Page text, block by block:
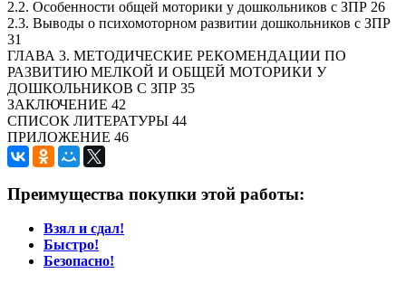
2.2. Особенности общей моторики у дошкольников с ЗПР 26
2.3. Выводы о психомоторном развитии дошкольников с ЗПР
31
ГЛАВА 3. МЕТОДИЧЕСКИЕ РЕКОМЕНДАЦИИ ПО
РАЗВИТИЮ МЕЛКОЙ И ОБЩЕЙ МОТОРИКИ У
ДОШКОЛЬНИКОВ С ЗПР 35
ЗАКЛЮЧЕНИЕ 42
СПИСОК ЛИТЕРАТУРЫ 44
ПРИЛОЖЕНИЕ 46
Преимущества покупки этой работы:
Взял и сдал!
Быстро!
Безопасно!